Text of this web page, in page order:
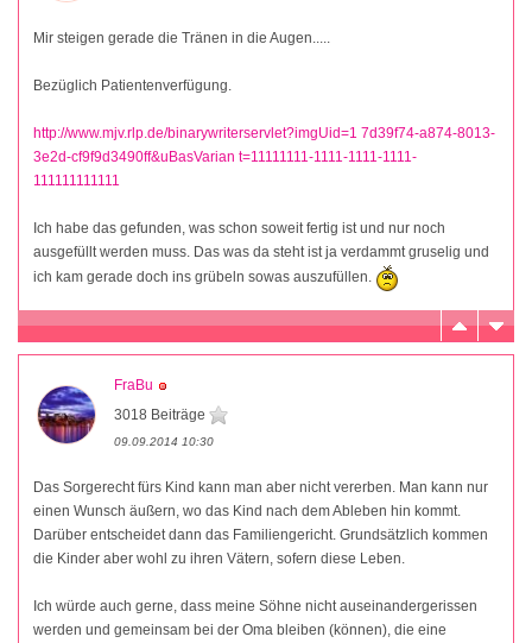
Mir steigen gerade die Tränen in die Augen.....
Bezüglich Patientenverfügung.
http://www.mjv.rlp.de/binarywriterservlet?imgUid=1 7d39f74-a874-8013-
3e2d-cf9f9d3490ff&uBasVarian t=11111111-1111-1111-1111-
111111111111
Ich habe das gefunden, was schon soweit fertig ist und nur noch
ausgefüllt werden muss. Das was da steht ist ja verdammt gruselig und
ich kam gerade doch ins grübeln sowas auszufüllen.
FraBu
3018 Beiträge
09.09.2014 10:30
Das Sorgerecht fürs Kind kann man aber nicht vererben. Man kann nur
einen Wunsch äußern, wo das Kind nach dem Ableben hin kommt.
Darüber entscheidet dann das Familiengericht. Grundsätzlich kommen
die Kinder aber wohl zu ihren Vätern, sofern diese Leben.
Ich würde auch gerne, dass meine Söhne nicht auseinandergerissen
werden und gemeinsam bei der Oma bleiben (können), die eine